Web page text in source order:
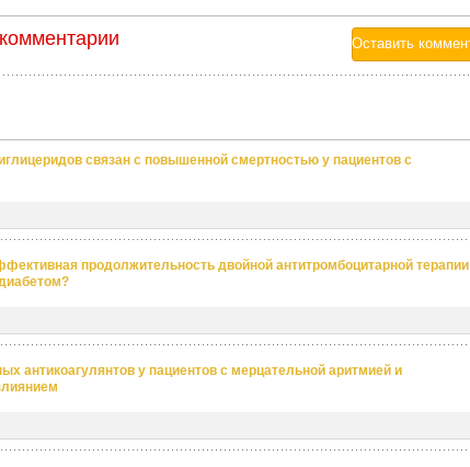
связан с повышенной смертностью у пациентов с
продолжительность двойной антитромбоцитарной терапии
антикоагулянтов у пациентов с мерцательной аритмией и